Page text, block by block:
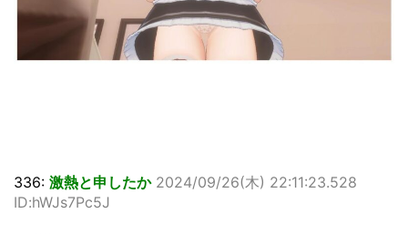
336: 激熱と申したか 2024/09/26(木) 22:11:23.528
ID:hWJs7Pc5J